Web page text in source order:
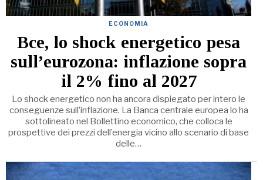
ECONOMIA
Bce, lo shock energetico pesa
sull’eurozona: inflazione sopra
il 2% fino al 2027
Lo shock energetico non ha ancora dispiegato per intero le
conseguenze sull’inflazione. La Banca centrale europea lo ha
sottolineato nel Bollettino economico, che colloca le
prospettive dei prezzi dell’energia vicino allo scenario di base
delle…